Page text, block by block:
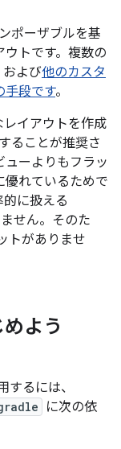
ポーザブルを基
トです。複数の
および他のカスタ
手段です。
イアウトを作成
ることが推奨さ
ーよりもフラッ
優れているためで
に扱える
せん。そのた
トがありませ
よう
するには、
に次の依